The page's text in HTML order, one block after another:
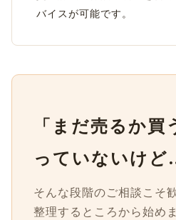
バイスが可能です。
「まだ売るか買
っていないけど
そんな段階のご相談こそ
整理するところから始め